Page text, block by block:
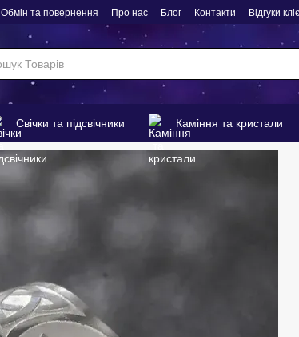
Обмін та повернення Про нас Блог Контакти Відгуки
Свічки та підсвічники Каміння та кристали